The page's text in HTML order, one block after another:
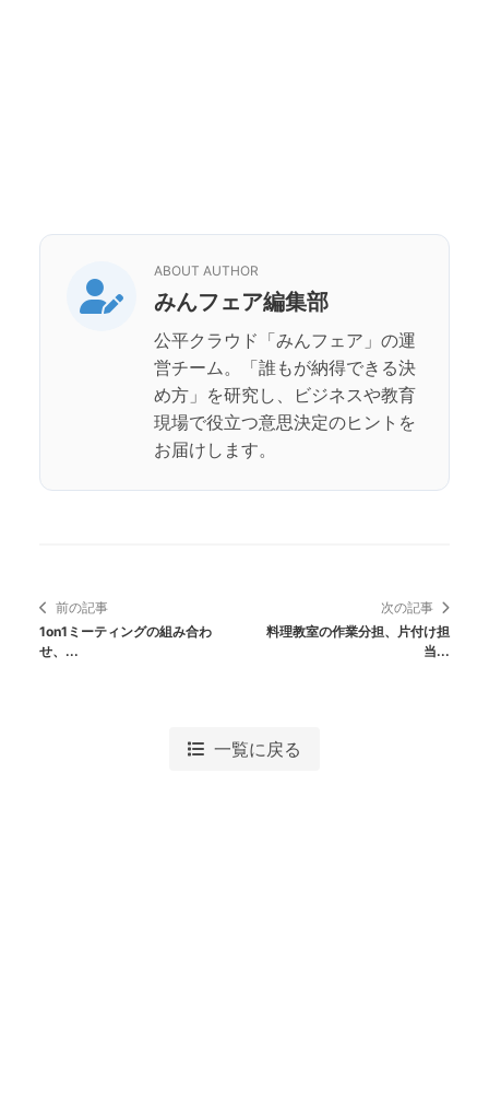
ABOUT AUTHOR
みんフェア編集部
公平クラウド「みんフェア」の運
営チーム。「誰もが納得できる決
め方」を研究し、ビジネスや教育
現場で役立つ意思決定のヒントを
お届けします。
前の記事
1on1ミーティングの組み合わ
せ、...
次の記事
料理教室の作業分担、片付け担
当...
一覧に戻る